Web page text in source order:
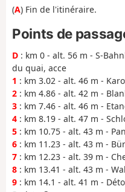
(A) Fin de l'itinéraire.
Points de
D : km 0 - alt. 56 m - S-
du quai, acce
1 : km 3.02 - alt. 46 m -
2 : km 4.86 - alt. 42 m -
3 : km 7.46 - alt. 46 m -
4 : km 8.19 - alt. 47 m -
5 : km 10.75 - alt. 43 m -
6 : km 11.23 - alt. 43 m -
7 : km 12.23 - alt. 39 m -
8 : km 13.41 - alt. 43 m -
9 : km 14.1 - alt. 41 m -